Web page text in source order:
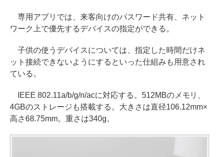
専用アプリでは、来客向けのパスワード共有、ネット
ワーク上で優先するデバイスの指定ができる。
子供の使うデバイスについては、指定した時間だけネ
ット接続できないようにするといった仕組みも用意され
ている。
IEEE 802.11a/b/g/n/acに対応する。512MBのメモリ、
4GBのストレージも搭載する。大きさは直径106.12mm×
高さ68.75mm。重さは340g。